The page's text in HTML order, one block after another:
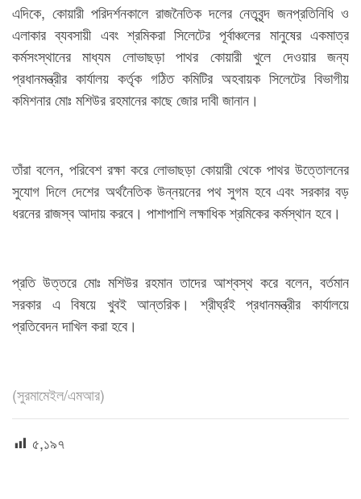
এদিকে, কোয়ারী পরিদর্শনকালে রাজনৈতিক দলের নেতৃবৃন্দ জনপ্রতিনিধি ও
এলাকার ব্যবসায়ী এবং শ্রমিকরা সিলেটের পূর্বাঞ্চলের মানুষের একমাত্র
কর্মসংস্থানের মাধ্যম লোভাছড়া পাথর কোয়ারী খুলে দেওয়ার জন্য
প্রধানমন্ত্রীর কার্যালয় কর্তৃক গঠিত কমিটির অহবায়ক সিলেটের বিভাগীয়
কমিশনার মোঃ মশিউর রহমানের কাছে জোর দাবী জানান।
তাঁরা বলেন, পরিবেশ রক্ষা করে লোভাছড়া কোয়ারী থেকে পাথর উত্তোলনের
সুযোগ দিলে দেশের অর্থনৈতিক উন্নয়নের পথ সুগম হবে এবং সরকার বড়
ধরনের রাজস্ব আদায় করবে। পাশাপাশি লক্ষাধিক শ্রমিকের কর্মস্থান হবে।
প্রতি উত্তরে মোঃ মশিউর রহমান তাদের আশ্বস্থ করে বলেন, বর্তমান
সরকার এ বিষয়ে খুবই আন্তরিক। শ্রীর্ঘ্রই প্রধানমন্ত্রীর কার্যালয়ে
প্রতিবেদন দাখিল করা হবে।
(সুরমামেইল/এমআর)
৫,১৯৭